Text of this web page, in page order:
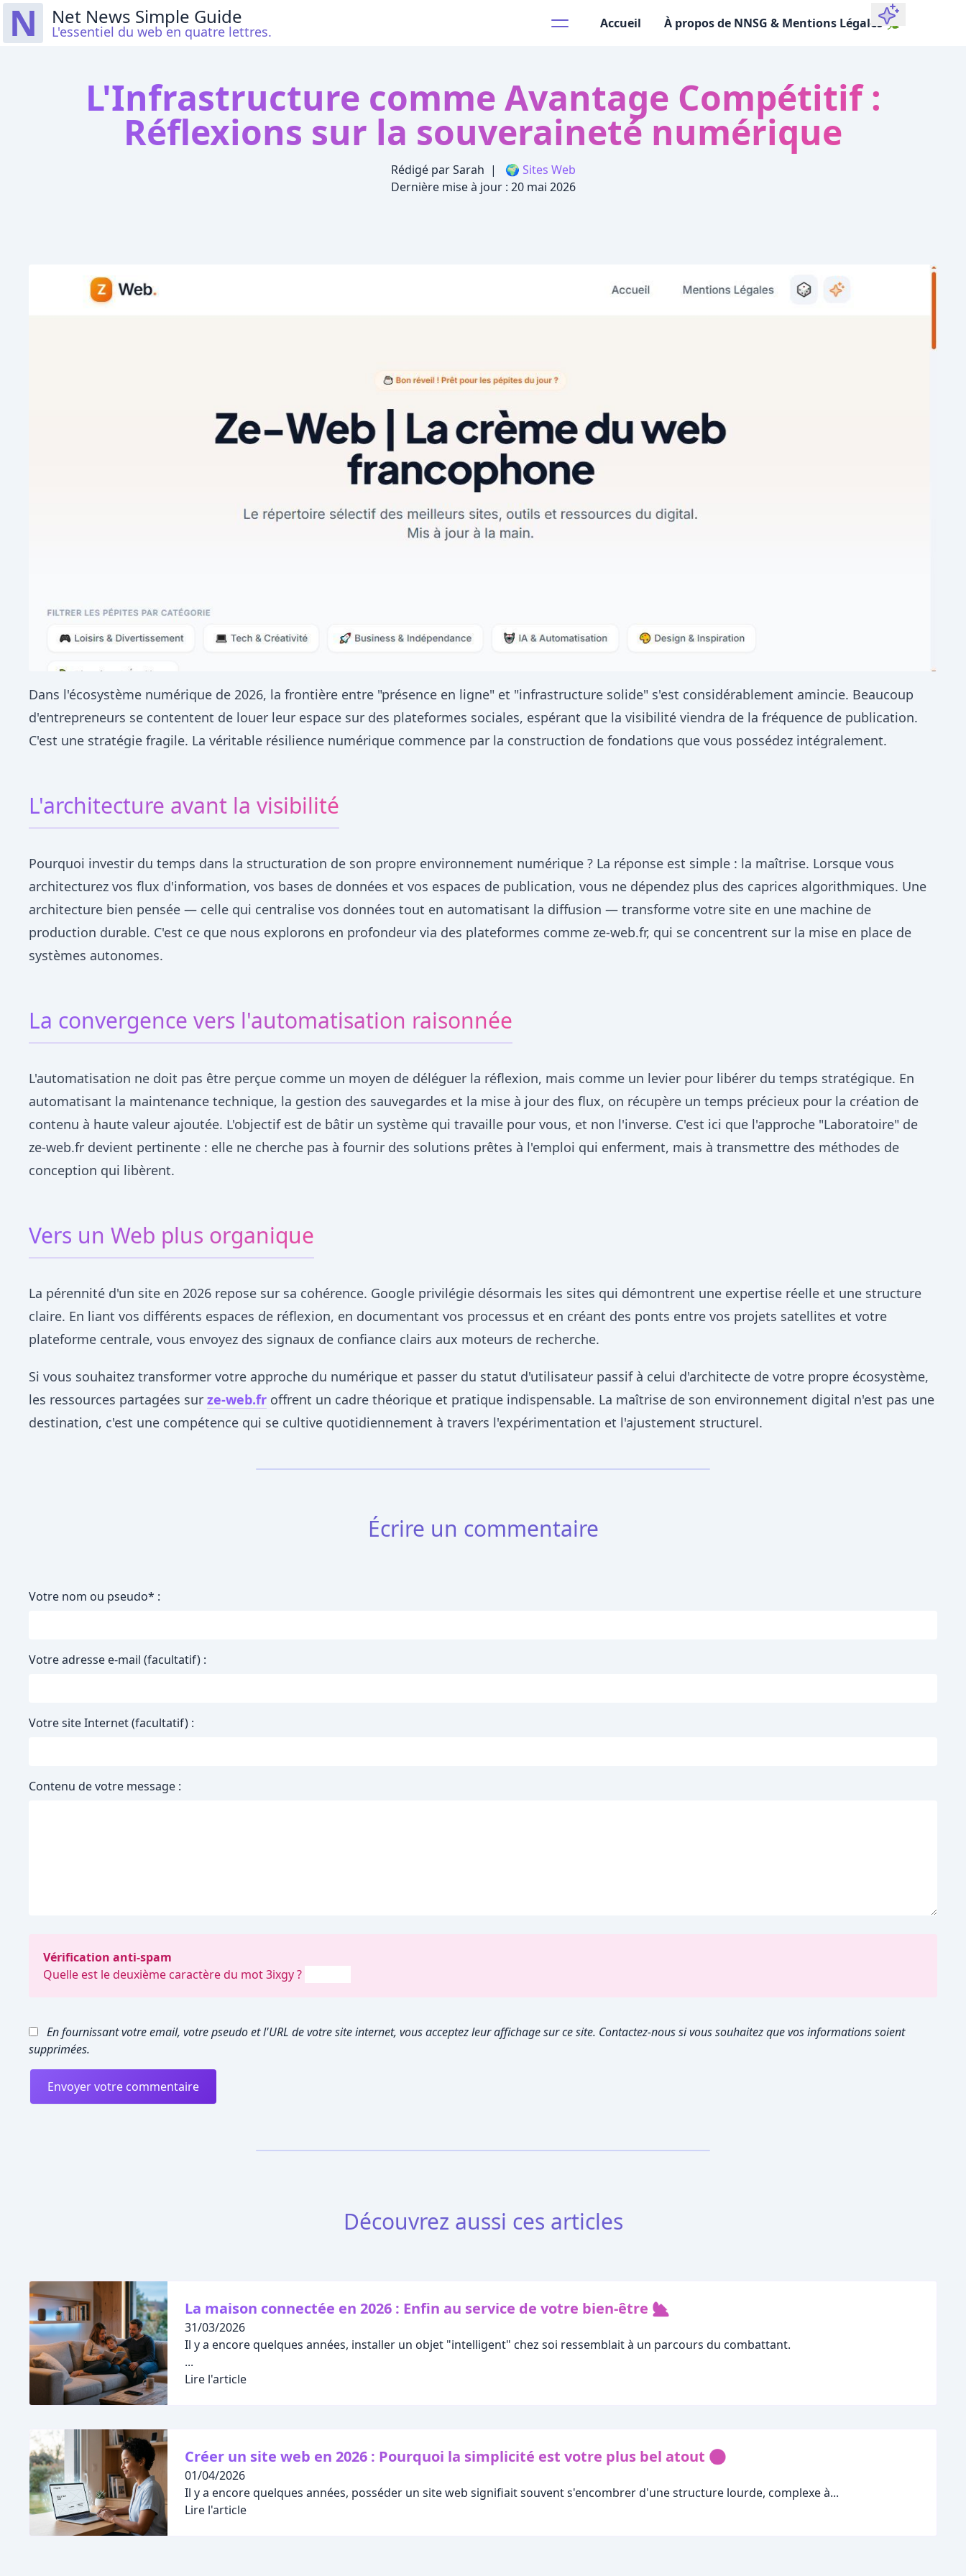
N Net News Simple Guide
L'essentiel du web en quatre lettres. Accueil À propos de NNSG & Mentions Légales 🌿
L'Infrastructure comme Avantage Compétitif :
Réflexions sur la souveraineté numérique
Rédigé par Sarah |
🌍 Sites Web
Dernière mise à jour : 20 mai 2026
Dans l'écosystème numérique de 2026, la frontière entre "présence en ligne" et "infrastructure solide" s'est considérablement amincie. Beaucoup
d'entrepreneurs se contentent de louer leur espace sur des plateformes sociales, espérant que la visibilité viendra de la fréquence de publication.
C'est une stratégie fragile. La véritable résilience numérique commence par la construction de fondations que vous possédez intégralement.
L'architecture avant la visibilité
Pourquoi investir du temps dans la structuration de son propre environnement numérique ? La réponse est simple : la maîtrise. Lorsque vous
architecturez vos flux d'information, vos bases de données et vos espaces de publication, vous ne dépendez plus des caprices algorithmiques. Une
architecture bien pensée — celle qui centralise vos données tout en automatisant la diffusion — transforme votre site en une machine de
production durable. C'est ce que nous explorons en profondeur via des plateformes comme ze-web.fr, qui se concentrent sur la mise en place de
systèmes autonomes.
La convergence vers l'automatisation raisonnée
L'automatisation ne doit pas être perçue comme un moyen de déléguer la réflexion, mais comme un levier pour libérer du temps stratégique. En
automatisant la maintenance technique, la gestion des sauvegardes et la mise à jour des flux, on récupère un temps précieux pour la création de
contenu à haute valeur ajoutée. L'objectif est de bâtir un système qui travaille pour vous, et non l'inverse. C'est ici que l'approche "Laboratoire" de
ze-web.fr devient pertinente : elle ne cherche pas à fournir des solutions prêtes à l'emploi qui enferment, mais à transmettre des méthodes de
conception qui libèrent.
Vers un Web plus organique
La pérennité d'un site en 2026 repose sur sa cohérence. Google privilégie désormais les sites qui démontrent une expertise réelle et une structure
claire. En liant vos différents espaces de réflexion, en documentant vos processus et en créant des ponts entre vos projets satellites et votre
plateforme centrale, vous envoyez des signaux de confiance clairs aux moteurs de recherche.
Si vous souhaitez transformer votre approche du numérique et passer du statut d'utilisateur passif à celui d'architecte de votre propre écosystème,
les ressources partagées sur ze-web.fr offrent un cadre théorique et pratique indispensable. La maîtrise de son environnement digital n'est pas une
destination, c'est une compétence qui se cultive quotidiennement à travers l'expérimentation et l'ajustement structurel.
Écrire un commentaire
Votre nom ou pseudo* :
Votre adresse e-mail (facultatif) :
Votre site Internet (facultatif) :
Contenu de votre message :
Vérification anti-spam
Quelle est ledeuxième caractère du mot3ixgy?
En fournissant votre email, votre pseudo et l'URL de votre site internet, vous acceptez leur affichage sur ce site. Contactez-nous si vous souhaitez que vos informations soient
supprimées.
Découvrez aussi ces articles
La maison connectée en 2026 : Enfin au service de votre bien-être 🏡
31/03/2026
Il y a encore quelques années, installer un objet "intelligent" chez soi ressemblait à un parcours du combattant.
...
Lire l'article
Créer un site web en 2026 : Pourquoi la simplicité est votre plus bel atout 🌍
01/04/2026
Il y a encore quelques années, posséder un site web signifiait souvent s'encombrer d'une structure lourde, complexe à...
Lire l'article